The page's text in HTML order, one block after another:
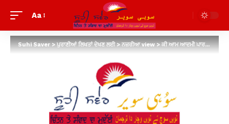
Aa
Suhi Saver>ਪੁਰਾਣੀਆਂ ਲਿਖਤਾਂ ਦੇਖਣ ਲਈ>ਨਜ਼ਰੀਆ view>ਕੀ ਆਮ ਆਦਮੀ ਪਾਰਟੀ ਲੋਕ ਪੱਖੀ ਪਾਰਟੀ ਹੈ ? -ਡਾ.ਗੁਰਤੇਜ ਸਿੰਘ ਖੀਵਾ